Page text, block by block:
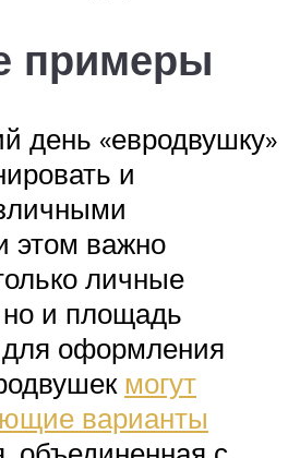
примеры
день «евродвушку»
и
этом важно
личные
но и площадь
для оформления
могут
варианты